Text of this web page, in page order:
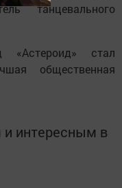
танцевального
«Астероид» стал
общественная
интересным в